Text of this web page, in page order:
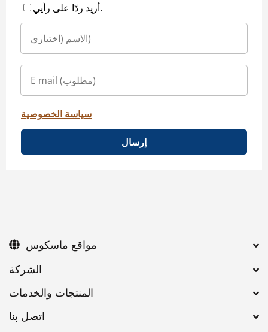
أريد ردًا على رأيي.
سياسة الخصوصية
إرسال
اتصل بنا
مواقع ماسكوس